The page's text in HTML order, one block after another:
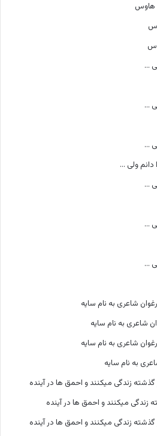
هاوس
…
…
…
دانم ولی …
…
…
…
شاعری به نام سایه
شاعری به نام سایه
شاعری به نام سایه
به نام سایه
گذشته زندگی میکنند و احمق ها در آینده
زندگی میکنند و احمق ها در آینده
گذشته زندگی میکنند و احمق ها در آینده